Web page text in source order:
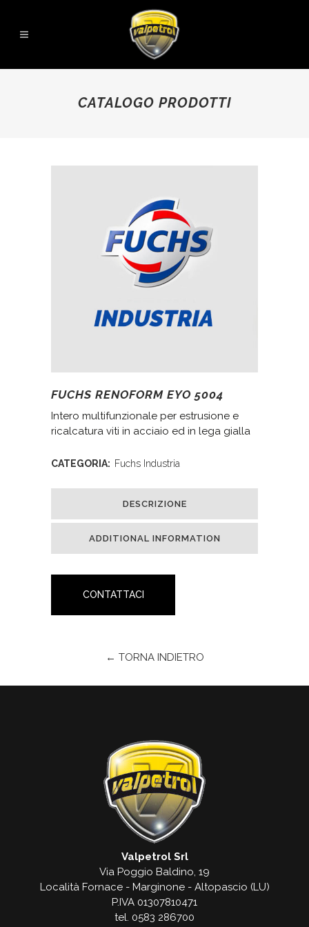
CATALOGO PRODOTTI
FUCHS RENOFORM EYO 5004
Intero multifunzionale per estrusione e
ricalcatura viti in acciaio ed in lega gialla
CATEGORIA: Fuchs Industria
DESCRIZIONE
ADDITIONAL INFORMATION
CONTATTACI
← TORNA INDIETRO
Valpetrol Srl
Via Poggio Baldino, 19
Località Fornace - Marginone - Altopascio (LU)
P.IVA 01307810471
tel. 0583 286700